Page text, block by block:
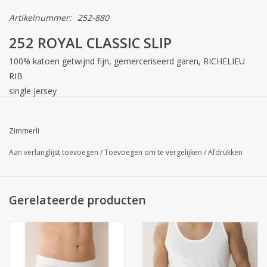
Artikelnummer: 252-880
252 ROYAL CLASSIC SLIP
100% katoen getwijnd fijn, gemerceriseerd garen, RICHELIEU
RIB
single jersey
Het fijnste ondergoed ter wereld
Vaak gedragen door royalty
Gebreide single jersey, dubbel gemerceriseerde en in stukken
geverfde stof
Geproduceerd in Zwitserland
Zimmerli
Aan verlanglijst toevoegen /Toevoegen om te vergelijken /Afdrukken
Gerelateerde producten